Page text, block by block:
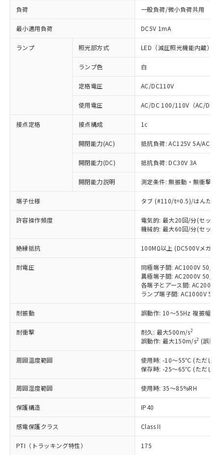
負荷 一般負荷/微小負荷共用
最小適用負荷 DC5V 1mA
ランプ 照光部方式 LED（減圧照光機能内蔵）
ランプ色 白
定格電圧 AC/DC110V
使用電圧 AC/DC 100/110V（AC/DC
接点定格 接点構成 1c
開閉能力(AC) 抵抗負荷: AC125V 5A/
開閉能力(DC) 抵抗負荷: DC30V 3A
開閉能力説明 測定条件: 無振動・無衝撃
端子仕様 タブ (#110/t=0.5)/はんだづ
許容操作頻度
電気的: 最大20回/分(セット
機械的: 最大60回/分(セット
絶縁抵抗 100MΩ以上 (DC500Vメガ)
耐電圧
同極端子間: AC1000V 50/
異極端子間: AC2000V 50/
各端子とアース間:
ランプ端子間: AC1000V
耐振動 誤動作: 10～55Hz 複振幅
耐衝撃 耐久: 最大500m/s2
誤動作: 最大150m/s2 (誤動
周囲温度範囲
使用時: -10～55℃ (ただし
保存時: -25～65℃ (ただし
周囲湿度範囲 使用時: 35～85%RH
保護構造 IP40
感電保護クラス Class II
PTI（トラッキング特性） 175
以下の条件をお読みいただき、同意のうえ
本サービスは、当社制御機器事業取扱
商品の当社在庫状況および標準価格
(税抜)を提供させていただくもので
当社制御機器事業取扱商品の中には、
本サービスの対象外となる商品もある
在庫状況および標準価格照会結果は、
記載している更新日時点での社内デー
タに基づき作成されるものであり、閲
覧された時点での実際の在庫および標
準価格とは異なる場合があることをご
了承ください。
※1 対応状況
対応済み：EU RoHS指令（10物質）の
非含有に対応した製品が提供可能な商品で
す。
対応予定：EU RoHS指令（10物質）の非含
有に対応した製品に切り替える予定のある
対応予定なし：EU RoHS指令（10物質）の
調査・確認中：EU RoHS指令（10物質）の
非含有の対応状況を調査中または確認中の
非該当品：ライセンス料など無形物で、有
害物質有無と関係のない商品です。
仕入先様の事情により、非含有部品として
いたものが、含有品と判明した場合などや
むを得ず変更することがあります。
ミウム(Cd) 100ppm以下、
六価クロム(Cr(Ⅵ)) 1000ppm以下、ポリ臭化ビフェニル
類(PBB) 1000ppm以下、ポリ臭化ジフェニルエーテル類
(PBDE) 1000ppm以下、フタル酸ビス(2-エチルヘキシ
「○」：最大均質材料含有率が中国RoHSの
基準値以下であることを示します。
「×」：最大均質材料含有率が中国RoHSの
基準値を超えていることを示します。
「－」：未確認です。当社販売部門へお問
*中国RoHS10物質の基準値 (GB/T26572)：
Pb(鉛) :1000ppm、 Hg(水銀) : 1000ppm、 Cd(カドミウ
Cr(Ⅵ)(六価クロム) : 1000ppm、 PBBs(ポリ臭化ビフェ
当社は、これら貴社製品のうち、外国
為替および外国貿易法に定める商品
（以下｢規制貨物等」という）を輸出
または国外への提供する場合は、日本
国政府の輸出許可(または役務取引許
可)を取得するなどの必要な手続きを
とります。
号